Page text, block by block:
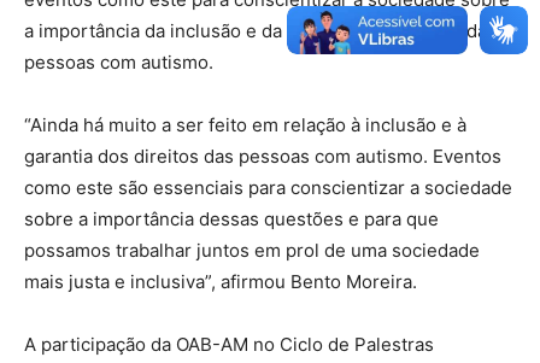
a importância da inclusão e da garantia dos direitos das
pessoas com autismo.
“Ainda há muito a ser feito em relação à inclusão e à
garantia dos direitos das pessoas com autismo. Eventos
como este são essenciais para conscientizar a sociedade
sobre a importância dessas questões e para que
possamos trabalhar juntos em prol de uma sociedade
mais justa e inclusiva”, afirmou Bento Moreira.
A participação da OAB-AM no Ciclo de Palestras